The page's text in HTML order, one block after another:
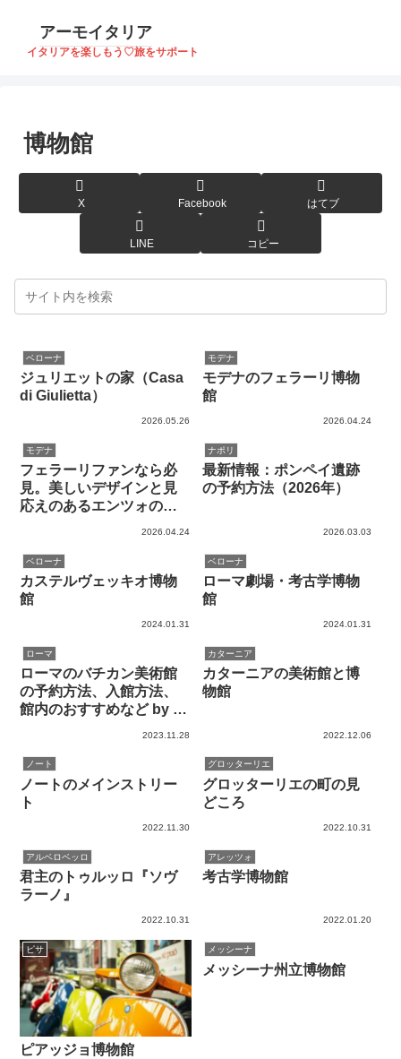
アーモイタリア
イタリアを楽しもう♡旅をサポート
博物館
X Facebook はてブ
LINE コピー
ベローナ
ジュリエットの家（Casa
di Giulietta）
2026.05.26
モデナ
モデナのフェラーリ博物
館
2026.04.24
モデナ
フェラーリファンなら必
見。美しいデザインと見
応えのあるエンツォの生
2026.04.24
ナポリ
最新情報：ポンペイ遺跡
の予約方法（2026年）
2026.03.03
ベローナ
カステルヴェッキオ博物
館
2024.01.31
ベローナ
ローマ劇場・考古学博物
館
2024.01.31
ローマ
ローマのバチカン美術館
の予約方法、入館方法、
館内のおすすめなど by 現
2023.11.28
カターニア
カターニアの美術館と博
物館
2022.12.06
ノート
ノートのメインストリー
ト
2022.11.30
グロッターリエ
グロッターリエの町の見
どころ
2022.10.31
アルベロベッロ
君主のトゥルッロ『ソヴ
ラーノ』
2022.10.31
アレッツォ
考古学博物館
2022.01.20
ピサ
ピアッジョ博物館
メッシーナ
メッシーナ州立博物館